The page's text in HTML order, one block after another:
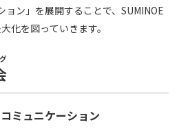
ン」を展開することで、SUMINOE
化を図っていきます。
ミュニケーション